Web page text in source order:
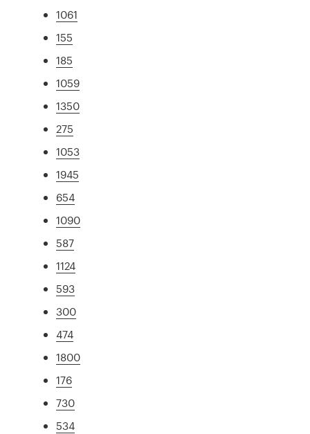
1061
155
185
1059
1350
275
1053
1945
654
1090
587
1124
593
300
474
1800
176
730
534